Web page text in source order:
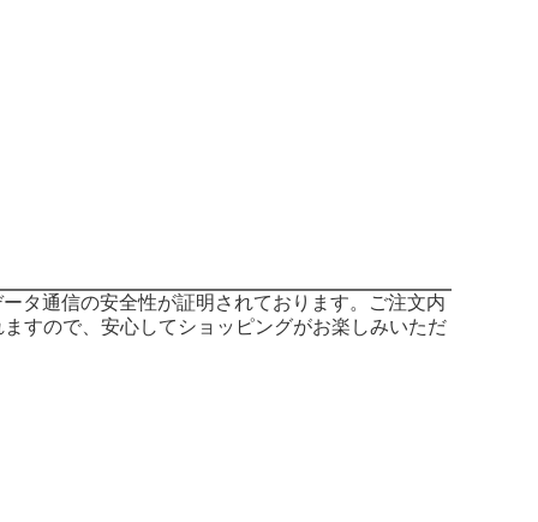
タ通信の安全性が証明されております。ご注文内
すので、安心してショッピングがお楽しみいただ